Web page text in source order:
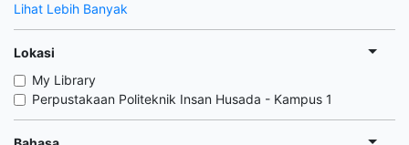
Lihat Lebih Banyak
Lokasi
My Library
Perpustakaan Politeknik Insan Husada - Kampus 1